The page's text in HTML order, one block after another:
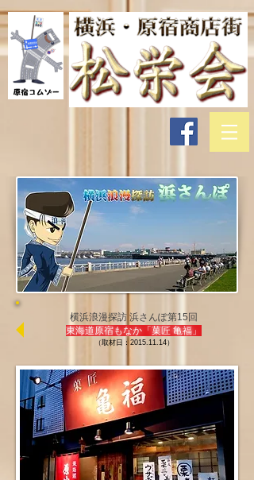
横浜浪漫探訪 浜さんぽ第15回
東海道原宿もなか「菓匠 亀福」
（取材日：2015.11.14）